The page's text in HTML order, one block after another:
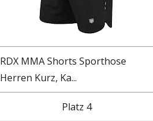
RDX MMA Shorts Sporthose
Herren Kurz, Ka...
Platz 4